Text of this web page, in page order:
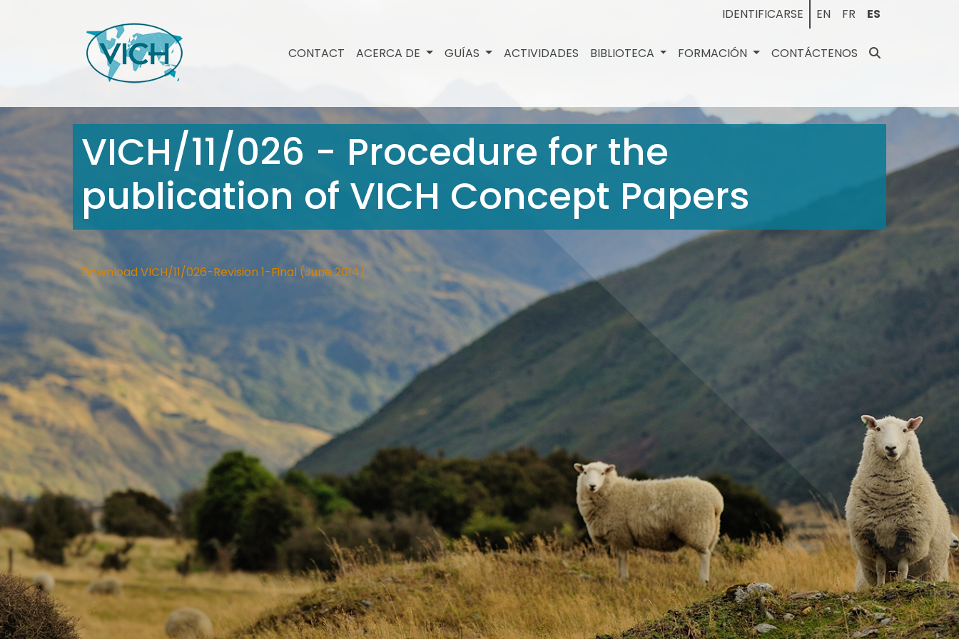
IDENTIFICARSE EN FR ES
CONTACT ACERCA DE GUÍAS ACTIVIDADES BIBLIOTECA FORMACIÓN CONTÁCTENOS
VICH/11/026 - Procedure for the
publication of VICH Concept Papers
Download VICH/11/026-Revision 1-Final (June 2014)